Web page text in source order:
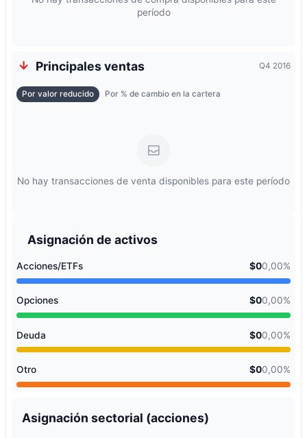
período
Principales ventas Q4 2016
Por valor reducido Por % de cambio en la cartera
No hay transacciones de venta disponibles para este período
Asignación de activos
Acciones/ETFs $00,00%
Opciones $00,00%
Deuda $00,00%
Otro $00,00%
Asignación sectorial (acciones)